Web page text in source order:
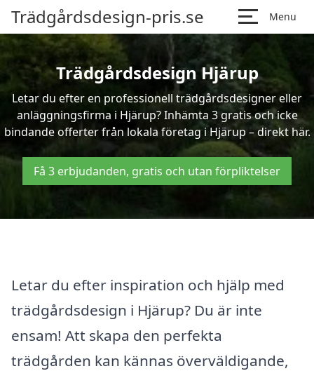
Trädgårdsdesign-pris.se Menu
Trädgårdsdesign Hjärup
Letar du efter en professionell trädgårdsdesigner eller
anläggningsfirma i Hjärup? Inhämta 3 gratis och icke
bindande offerter från lokala företag i Hjärup – direkt här.
Få 3 erbjudanden, gratis och utan förpliktelser
Letar du efter inspiration och hjälp med
trädgårdsdesign i Hjärup? Du är inte
ensam! Att skapa den perfekta
trädgården kan kännas överväldigande,